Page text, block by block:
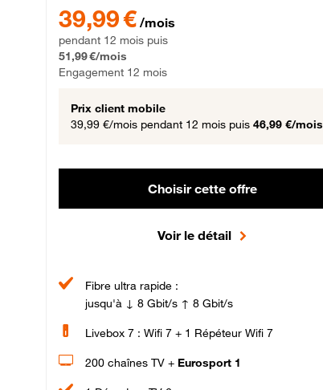
39,99 € /mois
pendant 12 mois puis
51,99 €/mois
Engagement 12 mois
Prix client mobile
39,99 €/mois pendant 12 mois puis 46,99 €/mois
Choisir cette offre
Voir le détail
Fibre ultra rapide :
jusqu'à ↓ 8 Gbit/s ↑ 8 Gbit/s
Livebox 7 : Wifi 7 + 1 Répéteur Wifi 7
200 chaînes TV + Eurosport 1